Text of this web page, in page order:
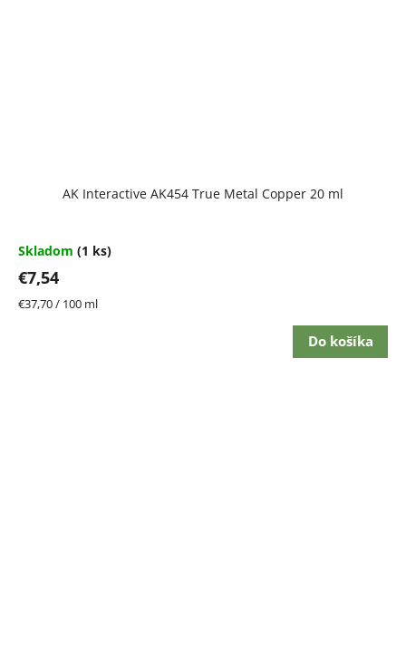
AK Interactive AK454 True Metal Copper 20 ml
Skladom (1 ks)
€7,54
Jednotková
€37,70 / 100 ml
Do košíka